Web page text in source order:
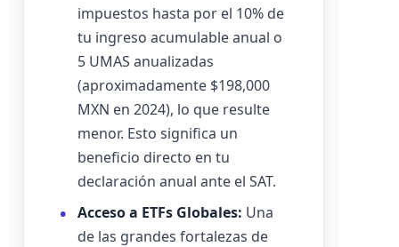
impuestos hasta por el 10% de
tu ingreso acumulable anual o
5 UMAS anualizadas
(aproximadamente $198,000
MXN en 2024), lo que resulte
menor. Esto significa un
beneficio directo en tu
declaración anual ante el SAT.
Acceso a ETFs Globales: Una
de las grandes fortalezas de